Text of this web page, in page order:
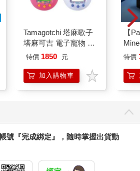
Tamagotchi 塔麻歌子
塔麻可吉 電子寵物 樂
園系列（熱帶橙果／極
特價 1850 元
加入購物車
【
特價
號『完成綁定』，隨時掌握出貨動